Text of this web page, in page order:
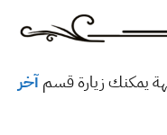
يمكنك زيارة قسمآخر